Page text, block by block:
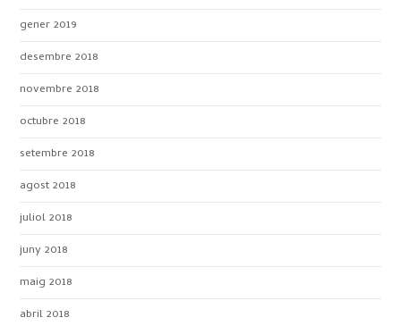
gener 2019
desembre 2018
novembre 2018
octubre 2018
setembre 2018
agost 2018
juliol 2018
juny 2018
maig 2018
abril 2018